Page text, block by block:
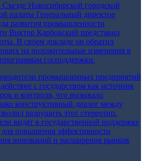
Новосибирской городской
палаты Генеральный директор
развития промышленности
Виктор Карбовский представил
В своем докладе он обратил
на положительные изменения в
господдержки.
промышленных предприятий
с государством как источник
и контроля, что вызывало
конструктивный диалог между
разрушить этот стереотип.
видят в государственной поддержке
повышения эффективности
инноваций и расширения рынков